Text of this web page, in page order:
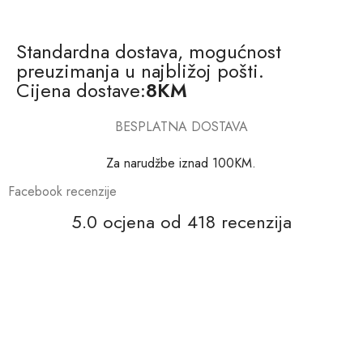
Standardna dostava, mogućnost
preuzimanja u najbližoj pošti.
Cijena dostave:8KM
BESPLATNA DOSTAVA
Za narudžbe iznad 100KM.
Facebook recenzije
5.0 ocjena od 418 recenzija